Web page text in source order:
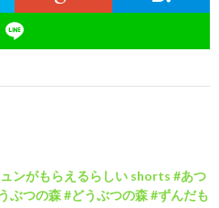
がもらえるらしい shorts #あつ
ぶつの森 #どうぶつの森 #ずんだも